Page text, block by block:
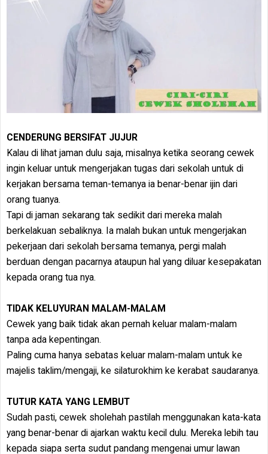
CENDERUNG BERSIFAT JUJUR
Kalau di lihat jaman dulu saja, misalnya ketika seorang cewek
ingin keluar untuk mengerjakan tugas dari sekolah untuk di
kerjakan bersama teman-temanya ia benar-benar ijin dari
orang tuanya.
Tapi di jaman sekarang tak sedikit dari mereka malah
berkelakuan sebaliknya. Ia malah bukan untuk mengerjakan
pekerjaan dari sekolah bersama temanya, pergi malah
berduan dengan pacarnya ataupun hal yang diluar kesepakatan
kepada orang tua nya.
TIDAK KELUYURAN MALAM-MALAM
Cewek yang baik tidak akan pernah keluar malam-malam
tanpa ada kepentingan.
Paling cuma hanya sebatas keluar malam-malam untuk ke
majelis taklim/mengaji, ke silaturokhim ke kerabat saudaranya.
TUTUR KATA YANG LEMBUT
Sudah pasti, cewek sholehah pastilah menggunakan kata-kata
yang benar-benar di ajarkan waktu kecil dulu. Mereka lebih tau
kepada siapa serta sudut pandang mengenai umur lawan